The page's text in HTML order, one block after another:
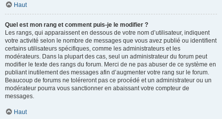
Haut
Quel est mon rang et comment puis-je le modifier ?
Les rangs, qui apparaissent en dessous de votre nom d’utilisateur, indiquent
votre activité selon le nombre de messages que vous avez publié ou identifient
certains utilisateurs spécifiques, comme les administrateurs et les
modérateurs. Dans la plupart des cas, seul un administrateur du forum peut
modifier le texte des rangs du forum. Merci de ne pas abuser de ce système en
publiant inutilement des messages afin d’augmenter votre rang sur le forum.
Beaucoup de forums ne toléreront pas ce procédé et un administrateur ou un
modérateur pourra vous sanctionner en abaissant votre compteur de
messages.
Haut